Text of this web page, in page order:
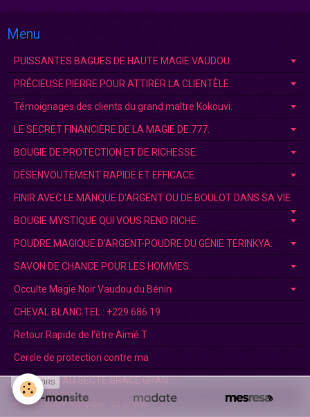
Menu
PUISSANTES BAGUES DE HAUTE MAGIE VAUDOU.
PRÉCIEUSE PIERRE POUR ATTIRER LA CLIENTÈLE.
Témoignages des clients du grand maître Kokouvi.
LE SECRET FINANCIÈRE DE LA MAGIE DE 777.
BOUGIE DE PROTECTION ET DE RICHESSE.
DÉSENVOUTEMENT RAPIDE ET EFFICACE.
FINIR AVEC LE MANQUE D'ARGENT OU DE BOULOT DANS SA VIE.
BOUGIE MYSTIQUE QUI VOUS REND RICHE.
POUDRE MAGIQUE D’ARGENT-POUDRE DU GÉNIE TERINKYA.
SAVON DE CHANCE POUR LES HOMMES.
Occulte Magie Noir Vaudou du Bénin
CHEVAL BLANC.TEL : +229 686 19
Retour Rapide de l'être Aimé.T
Cercle de protection contre ma
INITIATION AU SECTE GRACE GRAN
Porte feuille Magique du grand
SPONSORS